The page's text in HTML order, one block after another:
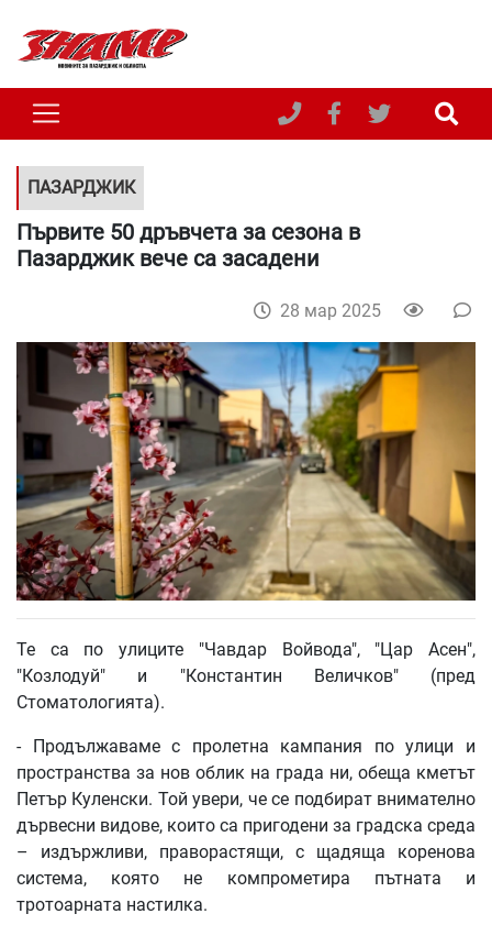
ПАЗАРДЖИК
Първите 50 дръвчета за сезона в
Пазарджик вече са засадени
28 мар 2025
Те са по улиците "Чавдар Войвода", "Цар Асен",
"Козлодуй" и "Константин Величков" (пред
Стоматологията).
- Продължаваме с пролетна кампания по улици и
пространства за нов облик на града ни, обеща кметът
Петър Куленски. Той увери, че се подбират внимателно
дървесни видове, които са пригодени за градска среда
– издържливи, праворастящи, с щадяща коренова
система, която не компрометира пътната и
тротоарната настилка.